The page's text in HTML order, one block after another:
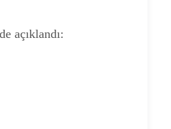
açıklandı: